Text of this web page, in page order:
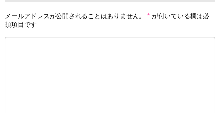
メールアドレスが公開されることはありません。 * が付いている欄は必
須項目です